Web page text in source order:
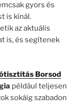
gyors és
is kínál.
az aktuális
is, és segítenek
Borsod
például teljesen
sokáig szabadon